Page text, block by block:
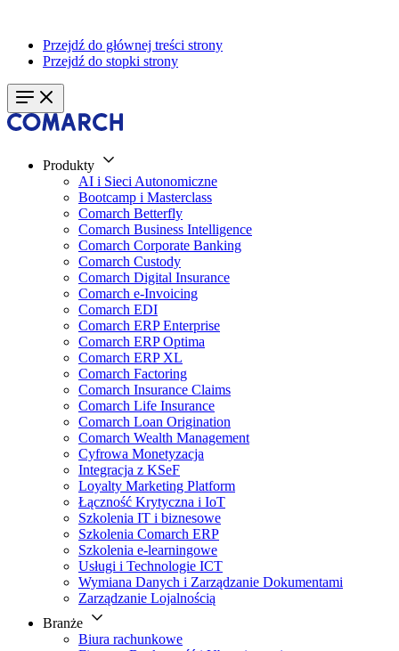
Przejdź do głównej treści strony
Przejdź do stopki strony
Produkty
AI i Sieci Autonomiczne
Bootcamp i Masterclass
Comarch Betterfly
Comarch Business Intelligence
Comarch Corporate Banking
Comarch Custody
Comarch Digital Insurance
Comarch e-Invoicing
Comarch EDI
Comarch ERP Enterprise
Comarch ERP Optima
Comarch ERP XL
Comarch Factoring
Comarch Insurance Claims
Comarch Life Insurance
Comarch Loan Origination
Comarch Wealth Management
Cyfrowa Monetyzacja
Integracja z KSeF
Loyalty Marketing Platform
Łączność Krytyczna i IoT
Szkolenia IT i biznesowe
Szkolenia Comarch ERP
Szkolenia e-learningowe
Usługi i Technologie ICT
Wymiana Danych i Zarządzanie Dokumentami
Zarządzanie Lojalnością
Branże
Biura rachunkowe